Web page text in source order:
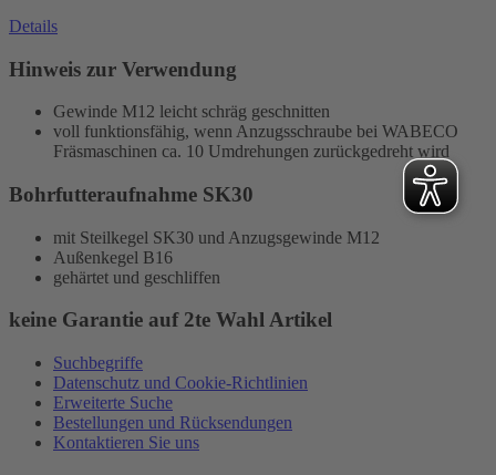
Details
Hinweis zur Verwendung
Gewinde M12 leicht schräg geschnitten
voll funktionsfähig, wenn Anzugsschraube bei WABECO
Fräsmaschinen ca. 10 Umdrehungen zurückgedreht wird
Bohrfutteraufnahme SK30
mit Steilkegel SK30 und Anzugsgewinde M12
Außenkegel B16
gehärtet und geschliffen
keine Garantie auf 2te Wahl Artikel
Suchbegriffe
Datenschutz und Cookie-Richtlinien
Erweiterte Suche
Bestellungen und Rücksendungen
Kontaktieren Sie uns